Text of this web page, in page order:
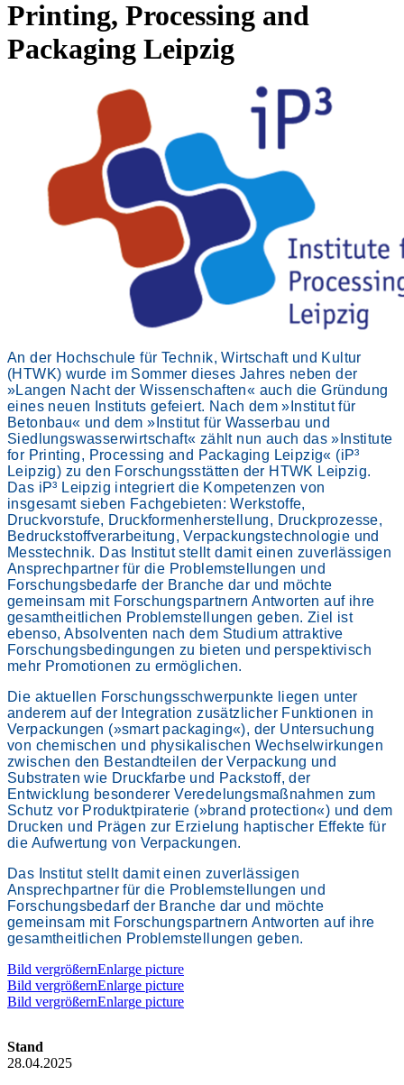
Printing, Processing and
Packaging Leipzig
An der Hochschule für Technik, Wirtschaft und Kultur
(HTWK) wurde im Sommer dieses Jahres neben der
»Langen Nacht der Wissenschaften« auch die Gründung
eines neuen Instituts gefeiert. Nach dem »Institut für
Betonbau« und dem »Institut für Wasserbau und
Siedlungswasserwirtschaft« zählt nun auch das »Institute
for Printing, Processing and Packaging Leipzig« (iP³
Leipzig) zu den Forschungsstätten der HTWK Leipzig.
Das iP³ Leipzig integriert die Kompetenzen von
insgesamt sieben Fachgebieten: Werkstoffe,
Druckvorstufe, Druckformenherstellung, Druckprozesse,
Bedruckstoffverarbeitung, Verpackungstechnologie und
Messtechnik. Das Institut stellt damit einen zuverlässigen
Ansprechpartner für die Problemstellungen und
Forschungsbedarfe der Branche dar und möchte
gemeinsam mit Forschungspartnern Antworten auf ihre
gesamtheitlichen Problemstellungen geben. Ziel ist
ebenso, Absolventen nach dem Studium attraktive
Forschungsbedingungen zu bieten und perspektivisch
mehr Promotionen zu ermöglichen.
Die aktuellen Forschungsschwerpunkte liegen unter
anderem auf der Integration zusätzlicher Funktionen in
Verpackungen (»smart packaging«), der Untersuchung
von chemischen und physikalischen Wechselwirkungen
zwischen den Bestandteilen der Verpackung und
Substraten wie Druckfarbe und Packstoff, der
Entwicklung besonderer Veredelungsmaßnahmen zum
Schutz vor Produktpiraterie (»brand protection«) und dem
Drucken und Prägen zur Erzielung haptischer Effekte für
die Aufwertung von Verpackungen.
Das Institut stellt damit einen zuverlässigen
Ansprechpartner für die Problemstellungen und
Forschungsbedarf der Branche dar und möchte
gemeinsam mit Forschungspartnern Antworten auf ihre
gesamtheitlichen Problemstellungen geben.
Bild vergrößernEnlarge picture
Bild vergrößernEnlarge picture
Bild vergrößernEnlarge picture
Stand
28.04.2025